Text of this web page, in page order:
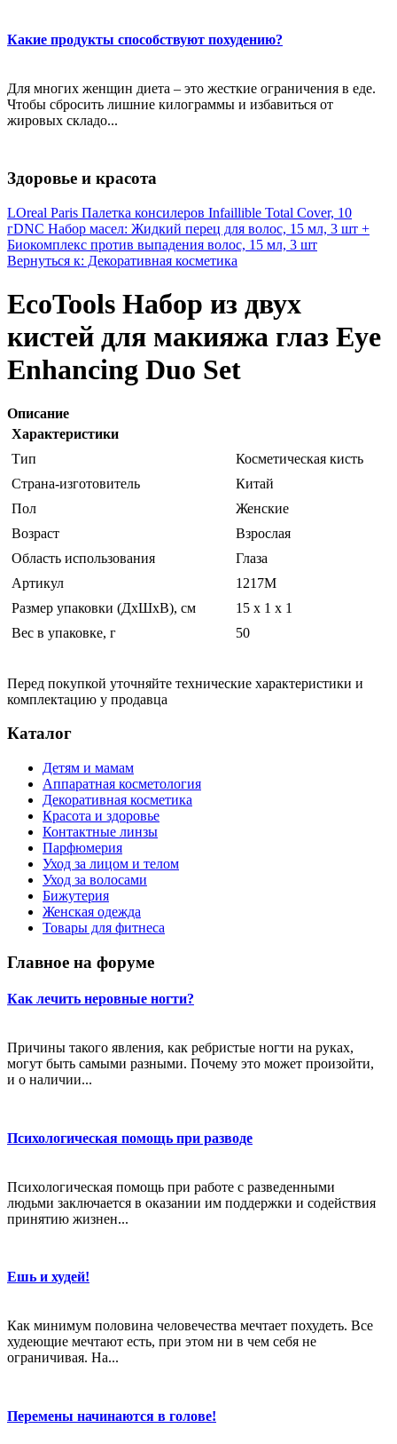
Какие продукты способствуют похудению?
Для многих женщин диета – это жесткие ограничения в еде.
Чтобы сбросить лишние килограммы и избавиться от
жировых складо...
Здоровье и красота
LOreal Paris Палетка консилеров Infaillible Total Cover, 10
гDNC Набор масел: Жидкий перец для волос, 15 мл, 3 шт +
Биокомплекс против выпадения волос, 15 мл, 3 шт
Вернуться к: Декоративная косметика
EcoTools Набор из двух
кистей для макияжа глаз Eye
Enhancing Duo Set
Описание
Характеристики
Тип
Косметическая кисть
Страна-изготовитель
Китай
Пол
Женские
Возраст
Взрослая
Область использования
Глаза
Артикул
1217М
Размер упаковки (ДхШхВ), см
15 x 1 x 1
Вес в упаковке, г
50
Перед покупкой уточняйте технические характеристики и
комплектацию у продавца
Каталог
Детям и мамам
Аппаратная косметология
Декоративная косметика
Красота и здоровье
Контактные линзы
Парфюмерия
Уход за лицом и телом
Уход за волосами
Бижутерия
Женская одежда
Товары для фитнеса
Главное на форуме
Как лечить неровные ногти?
Причины такого явления, как ребристые ногти на руках,
могут быть самыми разными. Почему это может произойти,
и о наличии...
Психологическая помощь при разводе
Психологическая помощь при работе с разведенными
людьми заключается в оказании им поддержки и содействия
принятию жизнен...
Ешь и худей!
Как минимум половина человечества мечтает похудеть. Все
худеющие мечтают есть, при этом ни в чем себя не
ограничивая. На...
Перемены начинаются в голове!